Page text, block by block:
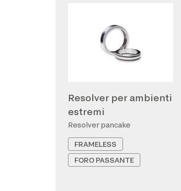
Resolver per ambienti
estremi
Resolver pancake
FRAMELESS
FORO PASSANTE